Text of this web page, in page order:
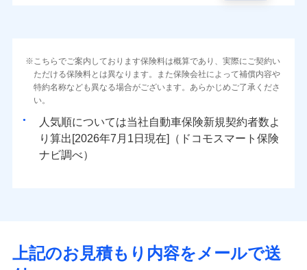
こちらでご案内しております保険料は概算であり、実際にご契約い
ただける保険料とは異なります。また保険会社によって補償内容や
特約名称なども異なる場合がございます。あらかじめご了承くださ
い。
人気順については当社
新規契約者数よ
り算出[
年 月
日現在]（ドコモスマート保険
ナビ調べ）
上記のお見積もり内容をメールで送